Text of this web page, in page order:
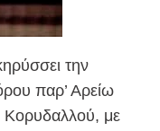
την
παρ’ Αρείω
Κορυδαλλού, με